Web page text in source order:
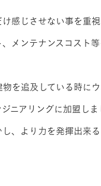
感じさせない事を重
メンテナンスコスト
を追及している時に
ニアリングに加盟しま
、より力を発揮出来